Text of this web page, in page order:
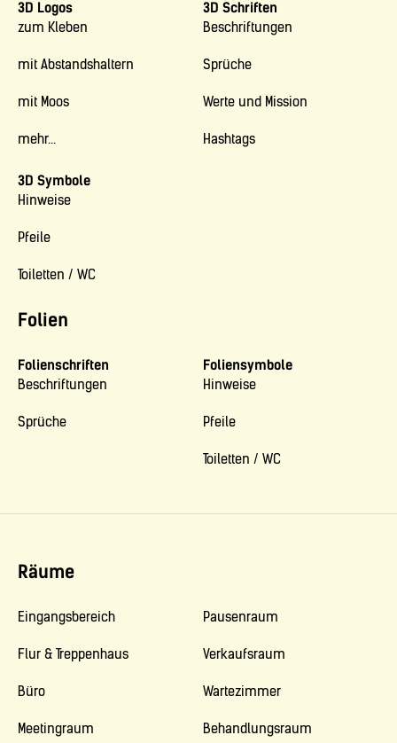
Folien
3D Logos
zum Kleben
mit Abstandshaltern
mit Moos
mehr...
3D Schriften
Beschriftungen
Sprüche
Werte und Mission
Hashtags
3D Symbole
Hinweise
Pfeile
Toiletten / WC
Folienschriften
Beschriftungen
Sprüche
Foliensymbole
Hinweise
Pfeile
Toiletten / WC
Räume
Eingangsbereich
Flur & Treppenhaus
Büro
Meetingraum
Pausenraum
Verkaufsraum
Wartezimmer
Behandlungsraum